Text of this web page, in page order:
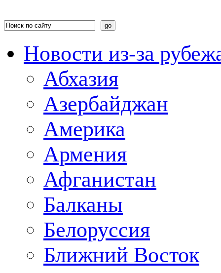
Новости из-за
Абхазия
Азербайджан
Америка
Армения
Афганистан
Балканы
Белоруссия
Ближний Восток